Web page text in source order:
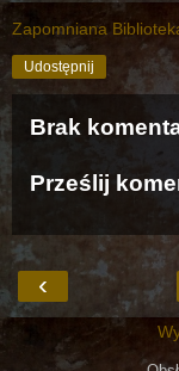
Zapomniana
Udostępnij
Brak
Prześlij
‹